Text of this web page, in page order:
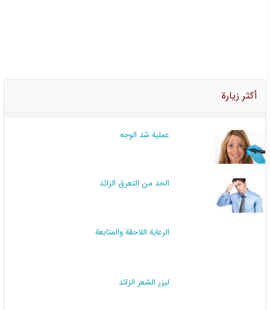
أكثر زيارة
عملية شد الوجه
الحد من التعرق الزائد
الرعاية اللاحقة والمتابعة
لیزر الشعر الزائد